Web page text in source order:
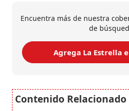
Encuentra más de nuestra
de
Agrega La Estrella